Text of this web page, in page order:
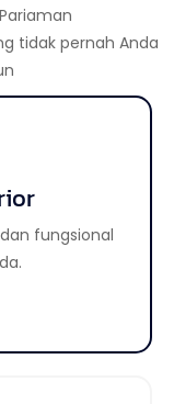
tidak pernah Anda
fungsional
aesthetic
Anda.